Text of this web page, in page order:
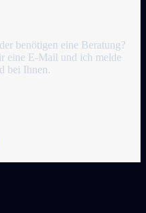
benötigen eine Beratung?
eine E-Mail und ich melde
bei Ihnen.